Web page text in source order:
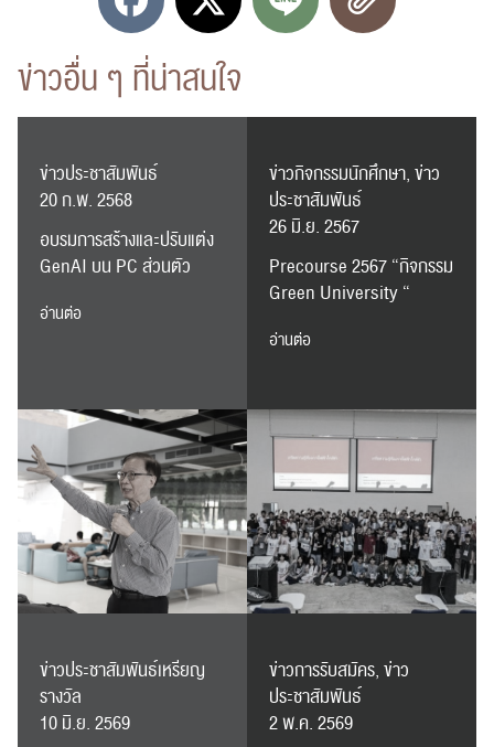
ค้นหา
สำหรับ:
ข่าวอื่น ๆ ที่น่าสนใจ
ข่าวประชาสัมพันธ์
20 ก.พ. 2568
อบรมการสร้างและปรับแต่ง
GenAI บน PC ส่วนตัว
อ่านต่อ
ข่าวกิจกรรมนักศึกษา, ข่าว
ประชาสัมพันธ์
26 มิ.ย. 2567
Precourse 2567 “กิจกรรม
Green University “
อ่านต่อ
ข่าวประชาสัมพันธ์เหรียญ
รางวัล
10 มิ.ย. 2569
ข่าวการรับสมัคร, ข่าว
ประชาสัมพันธ์
2 พ.ค. 2569
RC Activity
ส่งข่าวประชาสัมพันธ์
ส่งข่าวประชาสัมพันธ์
RC Activity